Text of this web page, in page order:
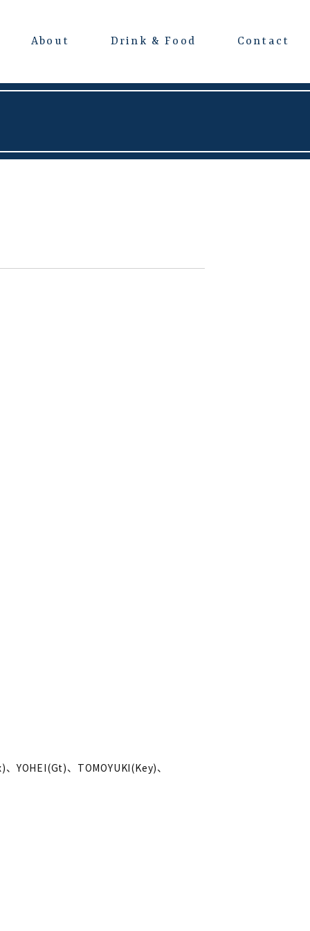
About Drink & Food Contact
YOHEI(Gt)、TOMOYUKI(Key)、